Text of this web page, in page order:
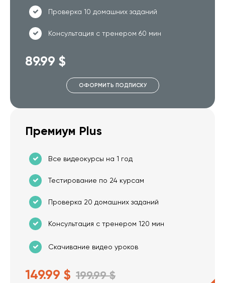
Проверка 10 домашних заданий
Консультация с тренером 60 мин
89.99 $
ОФОРМИТЬ ПОДПИСКУ
Премиум Plus
Все видеокурсы на 1 год
Тестирование по 24 курсам
Проверка 20 домашних заданий
Консультация с тренером 120 мин
Скачивание видео уроков
149.99 $ 199.99 $